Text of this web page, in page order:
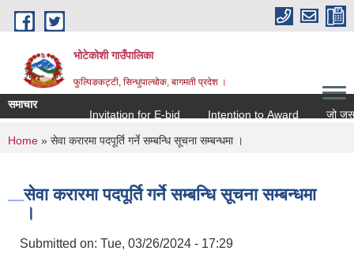
Skip to main content
भोटेकोशी गाउँपालिका
फुल्पिङकट्टी, सिन्धुपाल्चोक, बागमती प्रदेश ।
समाचार
Invitation for E-bid
Intention to Award जो जस संग
You are here
Home » सेवा करारमा पदपूर्ति गर्ने सम्बन्धि सूचना सम्बन्धमा ।
सेवा करारमा पदपूर्ति गर्ने सम्बन्धि सूचना सम्बन्धमा
।
Submitted on: Tue, 03/26/2024 - 17:29